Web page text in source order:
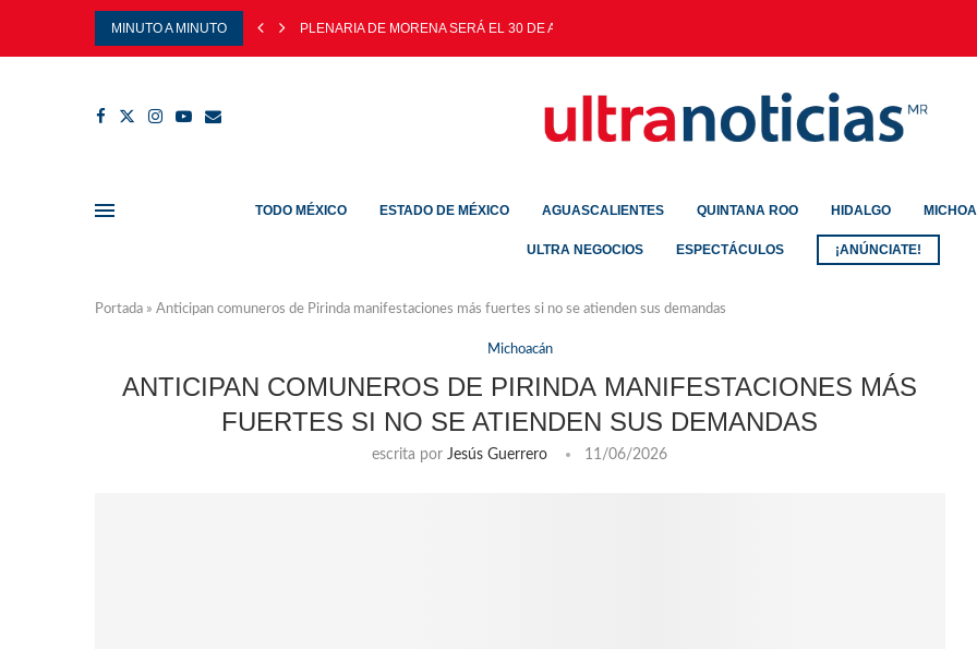
MINUTO A MINUTO PLENARIA DE MORENA SERÁ EL 30 DE AGOSTO
TODO MÉXICO ESTADO DE MÉXICO AGUASCALIENTES QUINTANA ROO HIDALGO
ULTRA NEGOCIOS ESPECTÁCULOS ¡ANÚNCIATE!
Portada » Anticipan comuneros de Pirinda manifestaciones más fuertes si no se atienden sus demandas
Michoacán
ANTICIPAN COMUNEROS DE PIRINDA MANIFESTACIONES MÁS
FUERTES SI NO SE ATIENDEN SUS DEMANDAS
escrita porJesús Guerrero 11/06/2026